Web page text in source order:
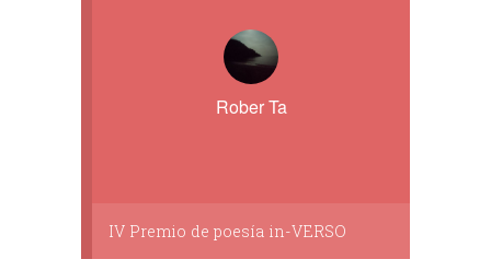
Rober Ta
IV Premio de poesía in-VERSO